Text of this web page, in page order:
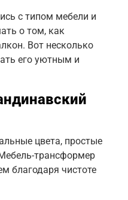
с типом мебели и
о том, как
Вот несколько
его уютным и
цвета, простые
трансформер
благодаря чистоте